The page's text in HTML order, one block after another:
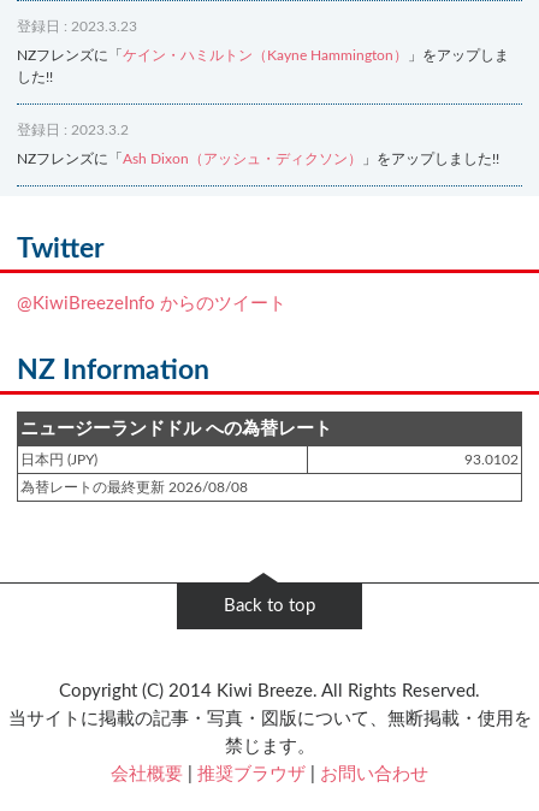
登録日 : 2023.3.23
NZフレンズに「 ケイン・ハミルトン（Kayne Hammington）
」をアップしま
した!!
登録日 : 2023.3.2
NZフレンズに「 Ash Dixon（アッシュ・ディクソン） 」をアップしました!!
NZフレンズに「
登録日 : 2019.4.10
登録日 : 2019.2.28
NZクッキングに「ニュージーランド産キウイの酢の物
登録日 : 2019.2.4
NZフレンズに「Jane Forrest-Waghorn」をアップしました!!
NZフレンズに「Clive Jones 」をアップしました!!
Twitter
@KiwiBreezeInfo からのツイート
NZ Information
ニュージーランドドル への為替レート
日本円 (JPY)
93.0102
為替レートの最終更新 2026/08/08
Back to top
Copyright (C) 2014 Kiwi Breeze. All Rights Reserved.
当サイトに掲載の記事・写真・図版について、無断掲載・使用を
禁じます。
会社概要
推奨ブラウザ お問い合わせ